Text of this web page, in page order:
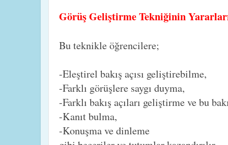
Görüş Geliştirme Tekniğinin
Bu teknikle öğrencilere;
-Eleştirel bakış açısı geliştirebilme,
-Farklı görüşlere saygı duyma,
-Farklı bakış açıları geliştirme ve bu
-Kanıt bulma,
-Konuşma ve dinleme